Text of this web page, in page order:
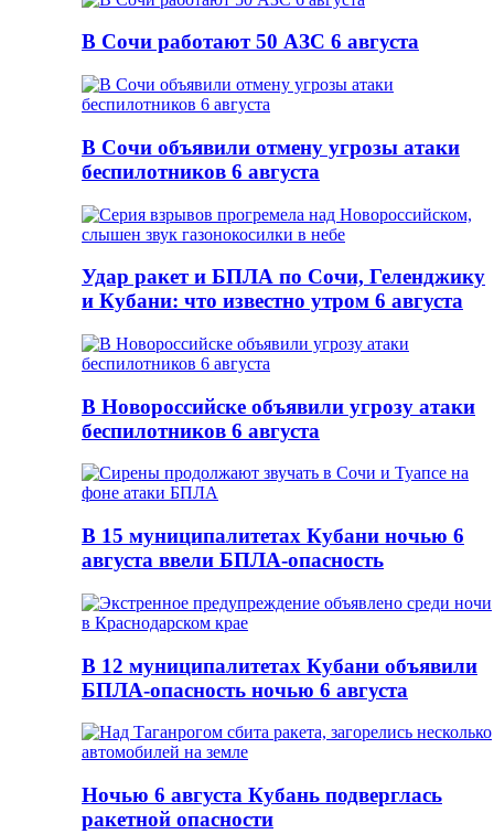
В Сочи работают 50 АЗС 6 августа
В Сочи объявили отмену угрозы атаки
беспилотников 6 августа
Удар ракет и БПЛА по Сочи, Геленджику
и Кубани: что известно утром 6 августа
В Новороссийске объявили угрозу атаки
беспилотников 6 августа
В 15 муниципалитетах Кубани ночью 6
августа ввели БПЛА-опасность
В 12 муниципалитетах Кубани объявили
БПЛА-опасность ночью 6 августа
Ночью 6 августа Кубань подверглась
ракетной опасности